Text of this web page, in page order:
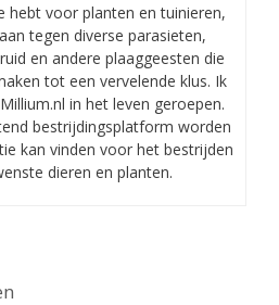
hebt voor planten en tuinieren,
tegen diverse parasieten,
en andere plaaggeesten die
tot een vervelende klus. Ik
in het leven geroepen.
bestrijdingsplatform worden
kan vinden voor het bestrijden
dieren en planten.